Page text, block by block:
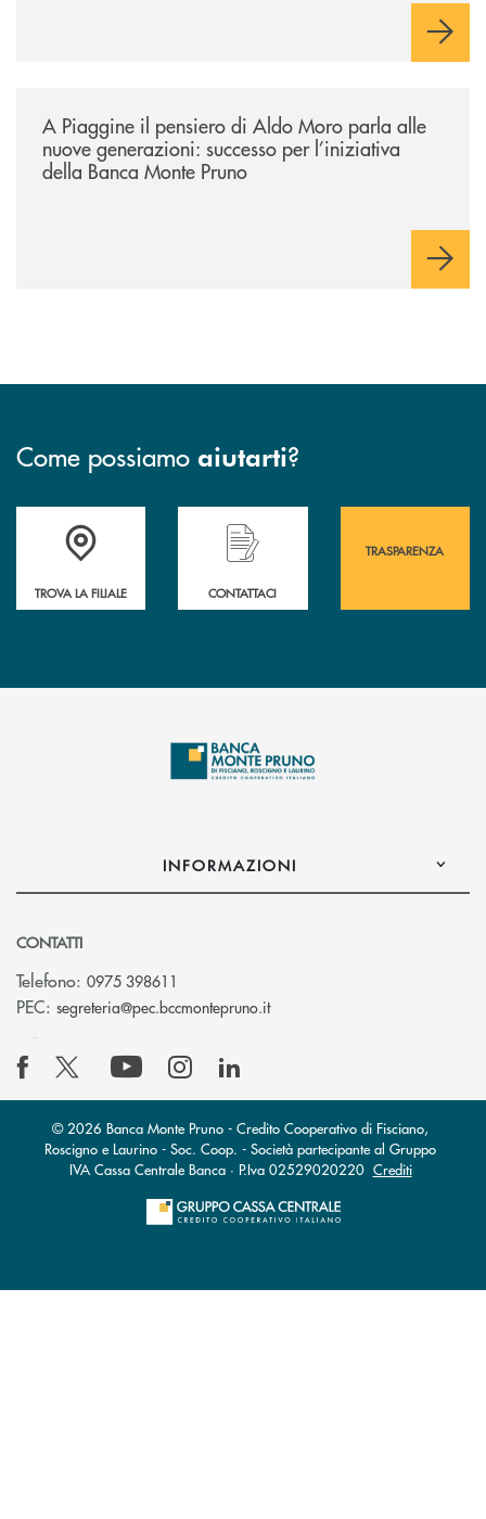
A Piaggine il pensiero di Aldo Moro parla alle
nuove generazioni: successo per l’iniziativa
della Banca Monte Pruno
Come possiamo aiutarti?
Accedi all' elenco completo&nbsp; delle&nbsp; filiali&nbsp; di Banca
TROVA LA FILIALE
Hai bisogno di assistenza immediata?
CONTATTACI
TRASPARENZA
INFORMAZIONI
CONTATTI
Telefono: 0975 398611
PEC: segreteria@pec.bccmontepruno.it(si apre l’app di posta
© 2026 Banca Monte Pruno - Credito Cooperativo di Fisciano,
Roscigno e Laurino - Soc. Coop. - Società partecipante al Gruppo
IVA Cassa Centrale Banca · P.Iva 02529020220 Crediti